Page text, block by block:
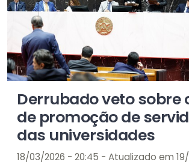
Derrubado veto sobre
de promoção de
das universidades
18/03/2026 - 20:45 - Atualizado em